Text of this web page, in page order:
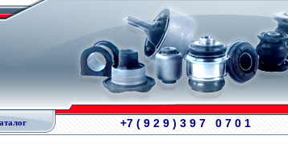
+7 ( 9 2 9 ) 3 9 7 0 7 0 1